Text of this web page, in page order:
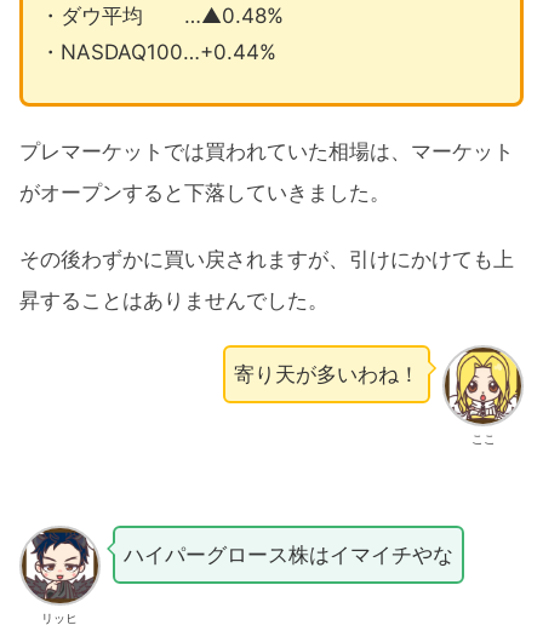
・ダウ平均 …▲0.48%
・NASDAQ100…+0.44%
プレマーケットでは買われていた相場は、マーケット
がオープンすると下落していきました。
その後わずかに買い戻されますが、引けにかけても上
昇することはありませんでした。
ここ
寄り天が多いわね！
リッヒ
ハイパーグロース株はイマイチやな